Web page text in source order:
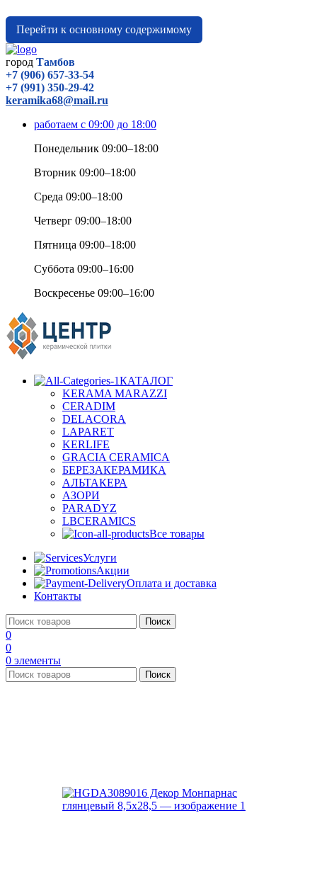
Перейти к основному содержимому
город Тамбов
+7 (906) 657-33-54
+7 (991) 350-29-42
keramika68@mail.ru
работаем с 09:00 до 18:00
Понедельник 09:00–18:00
Вторник 09:00–18:00
Среда 09:00–18:00
Четверг 09:00–18:00
Пятница 09:00–18:00
Суббота 09:00–16:00
Воскресенье 09:00–16:00
КАТАЛОГ
KERAMA MARAZZI
CERADIM
DELACORA
LAPARET
KERLIFE
GRACIA CERAMICA
БЕРЕЗАКЕРАМИКА
АЛЬТАКЕРА
АЗОРИ
PARADYZ
LBCERAMICS
Все товары
Услуги
Акции
Оплата и доставка
Контакты
Поиск
0
0
0 элементы
Поиск